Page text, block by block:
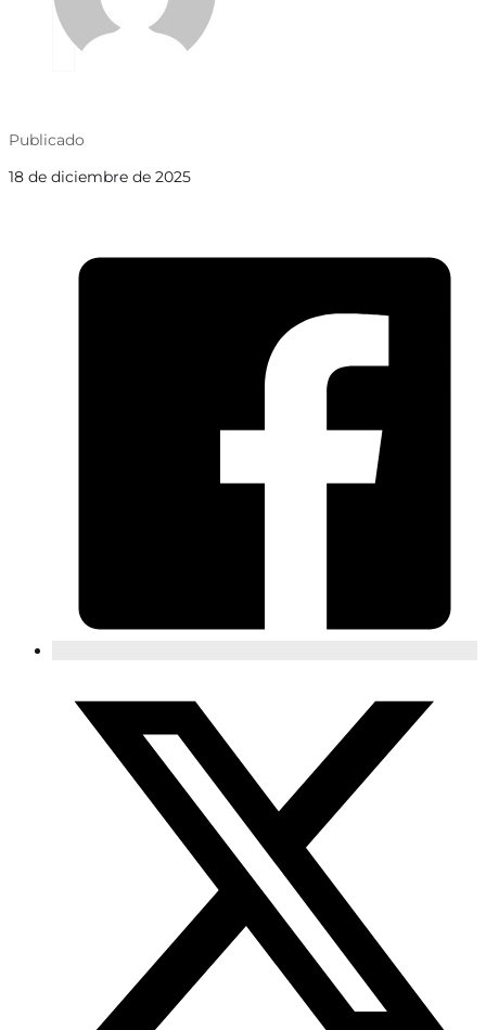
Publicado
18 de diciembre de 2025